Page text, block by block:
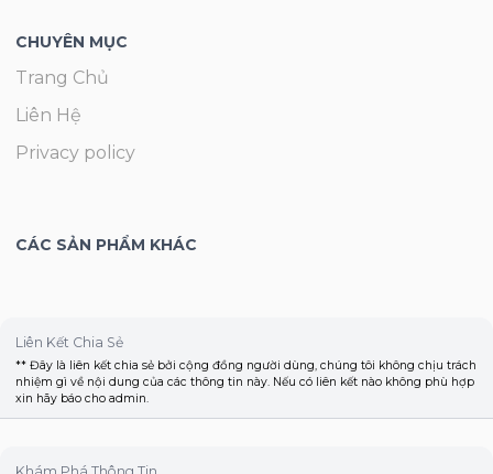
CHUYÊN MỤC
Trang Chủ
Liên Hệ
Privacy policy
CÁC SẢN PHẨM KHÁC
Liên Kết Chia Sẻ
** Đây là liên kết chia sẻ bởi cộng đồng người dùng, chúng tôi không chịu trách
nhiệm gì về nội dung của các thông tin này. Nếu có liên kết nào không phù hợp
xin hãy báo cho admin.